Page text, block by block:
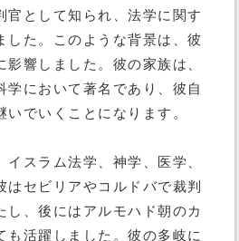
官として知られ、法学に関す
した。このような背景は、彼
響しました。彼の家族は、
学において著名であり、彼自
でいくことになります。
スラム法学、神学、医学、
はセビリアやコルドバで裁判
し、後にはアルモハド朝のカ
も活躍しました。彼の多岐に